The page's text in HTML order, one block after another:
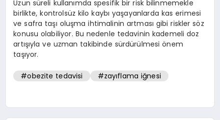
Uzun süreli kullanımda spesifik bir risk bilinmemekle
birlikte, kontrolsüz kilo kaybı yaşayanlarda kas erimesi
ve safra taşı oluşma ihtimalinin artması gibi riskler söz
konusu olabiliyor. Bu nedenle tedavinin kademeli doz
artışıyla ve uzman takibinde sürdürülmesi önem
taşıyor.
#obezite tedavisi #zayıflama iğnesi